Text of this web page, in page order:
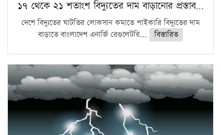
১৭ থেকে ২১ শতাংশ বিদ্যুতের দাম বাড়ানোর প্রস্তাব…
দেশে বিদ্যুতের ঘাটতির লোকসান কমাতে পাইকারি বিদ্যুতের দাম
বাড়াতে বাংলাদেশ এনার্জি রেগুলেটরি...
বিস্তারিত